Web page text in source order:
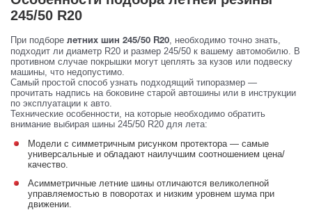
245/50 R20
При подборе летних шин 245/50 R20, необходимо точно знать,
подходит ли диаметр R20 и размер 245/50 к вашему автомобилю. В
противном случае покрышки могут цеплять за кузов или подвеску
машины, что недопустимо.
Самый простой способ узнать подходящий типоразмер —
прочитать надпись на боковине старой автошины или в инструкции
по эксплуатации к авто.
Технические особенности, на которые необходимо обратить
внимание выбирая шины 245/50 R20 для лета:
Модели с симметричным рисунком протектора — самые
универсальные и обладают наилучшим соотношением цена/
качество.
Асимметричные летние шины отличаются великолепной
управляемостью в поворотах и низким уровнем шума при
движении.